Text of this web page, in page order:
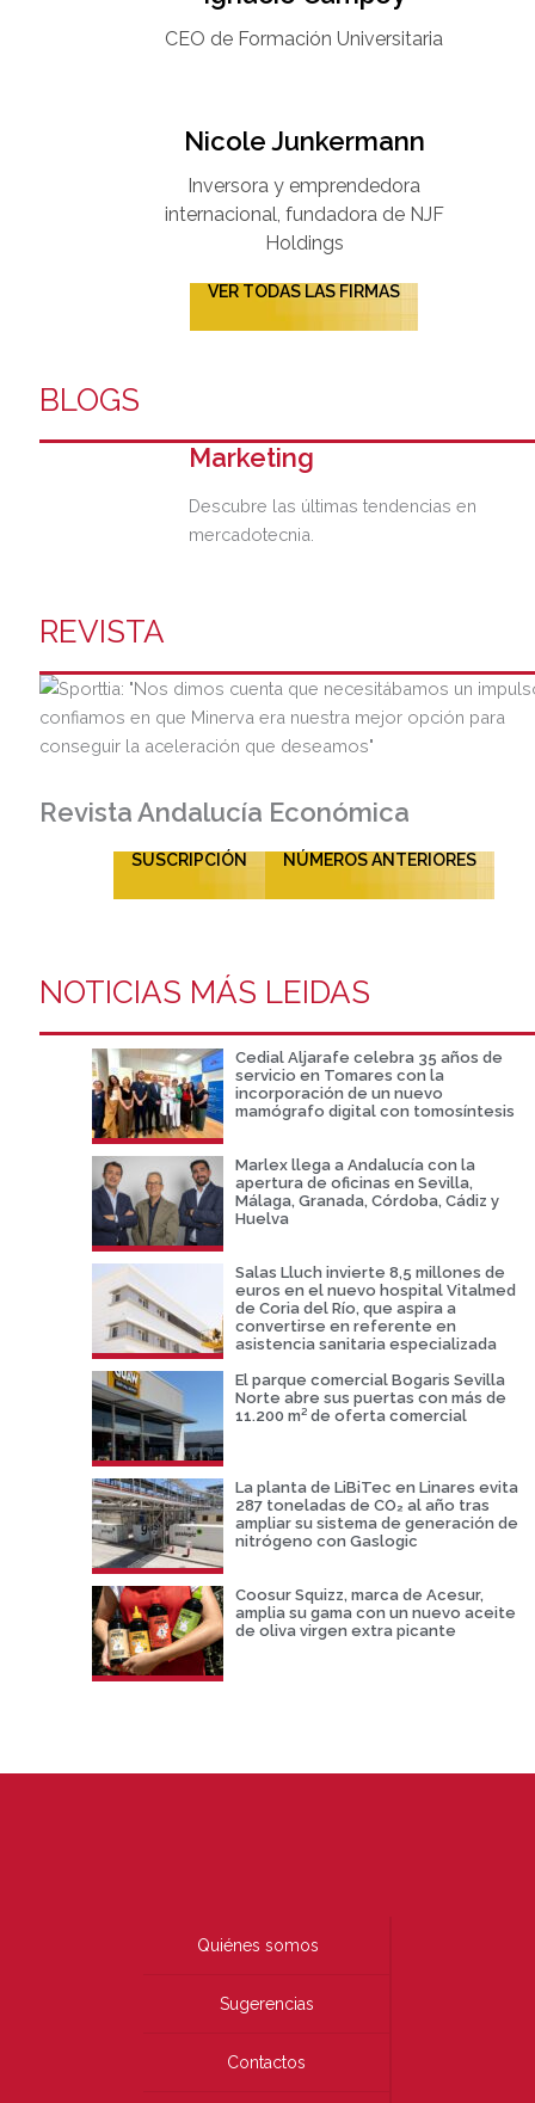
CEO de Formación Universitaria​
Nicole Junkermann​
Inversora y emprendedora
internacional, fundadora de NJF
Holdings
VER TODAS LAS FIRMAS
BLOGS
Marketing
Descubre las últimas tendencias en
mercadotecnia.
REVISTA
Revista Andalucía Económica
SUSCRIPCIÓN NÚMEROS ANTERIORES
NOTICIAS MÁS LEIDAS
Cedial Aljarafe celebra 35 años de
servicio en Tomares con la
incorporación de un nuevo
mamógrafo digital con tomosíntesis
Marlex llega a Andalucía con la
apertura de oficinas en Sevilla,
Málaga, Granada, Córdoba, Cádiz y
Huelva
Salas Lluch invierte 8,5 millones de
euros en el nuevo hospital Vitalmed
de Coria del Río, que aspira a
convertirse en referente en
asistencia sanitaria especializada
El parque comercial Bogaris Sevilla
Norte abre sus puertas con más de
11.200 m² de oferta comercial
La planta de LiBiTec en Linares evita
287 toneladas de CO₂ al año tras
ampliar su sistema de generación de
nitrógeno con Gaslogic
Coosur Squizz, marca de Acesur,
amplia su gama con un nuevo aceite
de oliva virgen extra picante
Quiénes somos
Sugerencias
Contactos